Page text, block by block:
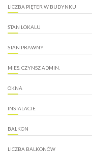
LICZBA PIĘTER W BUDYNKU
STAN LOKALU
STAN PRAWNY
MIES. CZYNSZ ADMIN.
OKNA
INSTALACJE
BALKON
LICZBA BALKONÓW